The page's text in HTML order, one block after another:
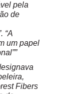
pela
de
“A
um papel
Fibers